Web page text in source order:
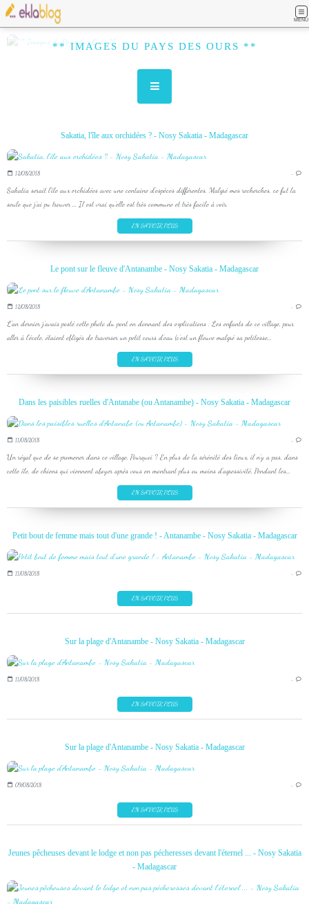
MENU
** IMAGES DU PAYS DES OURS **
Sakatia, l'île aux orchidées ? - Nosy Sakatia - Madagascar
12/08/2018 …
Sakatia serait l'île aux orchidées avec une centaine d'espèces différentes. Malgré mes recherches, ce fut la
seule que j'ai pu trouver ... Il est vrai qu'elle est très commune et très facile à voir.
EN SAVOIR PLUS
Le pont sur le fleuve d'Antanambe - Nosy Sakatia - Madagascar
12/08/2018 …
L'an dernier j'avais posté cette photo du pont en donnant des explications : Les enfants de ce village, pour
aller à l'école, étaient obligés de traverser un petit cours d'eau (c'est un fleuve malgré sa petitesse...
EN SAVOIR PLUS
Dans les paisibles ruelles d'Antanabe (ou Antanambe) - Nosy Sakatia - Madagascar
11/08/2018 …
Un régal que de se promener dans ce village. Pourquoi ? En plus de la sérénité des lieux, il n'y a pas, dans
cette île, de chiens qui viennent aboyer après vous en montrant plus ou moins d'agressivité. Pendant les...
EN SAVOIR PLUS
Petit bout de femme mais tout d'une grande ! - Antanambe - Nosy Sakatia - Madagascar
11/08/2018 …
EN SAVOIR PLUS
Sur la plage d'Antanambe - Nosy Sakatia - Madagascar
11/08/2018 …
EN SAVOIR PLUS
Sur la plage d'Antanambe - Nosy Sakatia - Madagascar
09/08/2018 …
EN SAVOIR PLUS
Jeunes pêcheuses devant le lodge et non pas pécheresses devant l'éternel ... - Nosy Sakatia
- Madagascar